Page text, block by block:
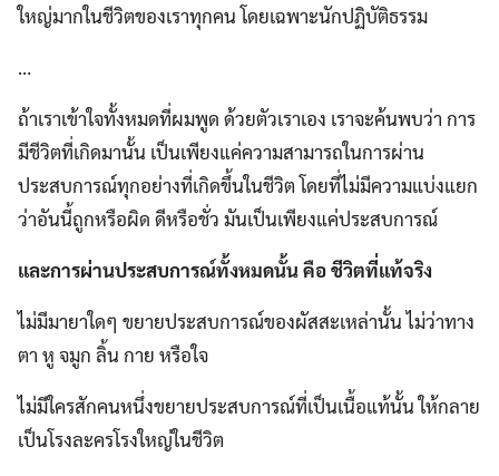
ใหญ่มากในชีวิตของเราทุกคน โดยเฉพาะนักปฏิบัติธรรม
…
ถ้าเราเข้าใจทั้งหมดที่ผมพูด ด้วยตัวเราเอง เราจะค้นพบว่า การ
มีชีวิตที่เกิดมานั้น เป็นเพียงแค่ความสามารถในการผ่าน
ประสบการณ์ทุกอย่างที่เกิดขึ้นในชีวิต โดยที่ไม่มีความแบ่งแยก
ว่าอันนี้ถูกหรือผิด ดีหรือชั่ว มันเป็นเพียงแค่ประสบการณ์
และการผ่านประสบการณ์ทั้งหมดนั้น คือ ชีวิตที่แท้จริง
ไม่มีมายาใดๆ ขยายประสบการณ์ของผัสสะเหล่านั้น ไม่ว่าทาง
ตา หู จมูก ลิ้น กาย หรือใจ
ไม่มีใครสักคนหนึ่งขยายประสบการณ์ที่เป็นเนื้อแท้นั้น ให้กลาย
เป็นโรงละครโรงใหญ่ในชีวิต